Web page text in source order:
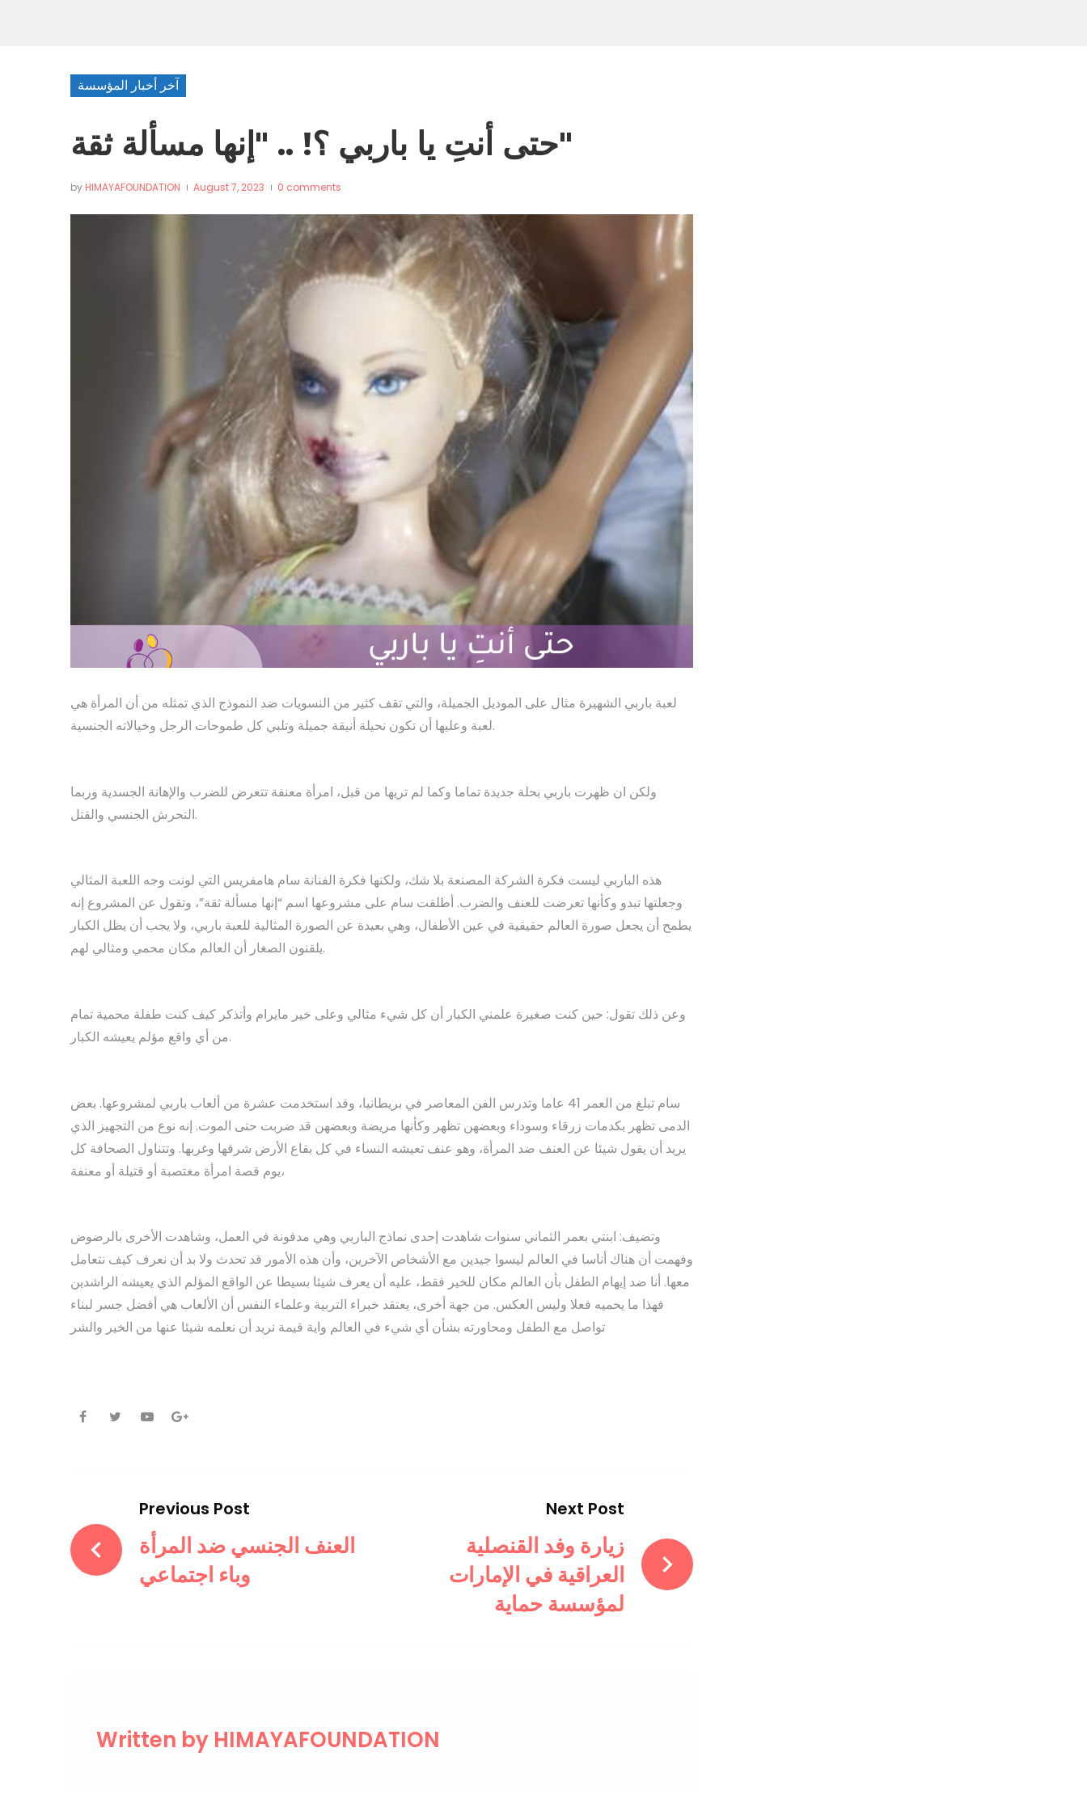
آخر أخبار المؤسسة
حتى أنتِ يا باربي ؟! .. "إنها مسألة ثقة"
by HIMAYAFOUNDATION August 7, 2023 0 comments
لعبة باربي الشهيرة مثال على الموديل الجميلة، والتي تقف كثير من النسويات ضد النموذج الذي تمثله من أن المرأة هي
لعبة وعليها أن تكون نحيلة أنيقة جميلة وتلبي كل طموحات الرجل وخيالاته الجنسية.
ولكن ان ظهرت باربي بحلة جديدة تماما وكما لم تريها من قبل، امرأة معنفة تتعرض للضرب والإهانة الجسدية وربما
التحرش الجنسي والقتل.
هذه الباربي ليست فكرة الشركة المصنعة بلا شك، ولكنها فكرة الفنانة سام هامفريس التي لونت وجه اللعبة المثالي
وجعلتها تبدو وكأنها تعرضت للعنف والضرب. أطلقت سام على مشروعها اسم “إنها مسألة ثقة”، وتقول عن المشروع إنه
يطمح أن يجعل صورة العالم حقيقية في عين الأطفال، وهي بعيدة عن الصورة المثالية للعبة باربي، ولا يجب أن يظل الكبار
يلقنون الصغار أن العالم مكان محمي ومثالي لهم.
وعن ذلك تقول: حين كنت صغيرة علمني الكبار أن كل شيء مثالي وعلى خير مايرام وأتذكر كيف كنت طفلة محمية تمام
من أي واقع مؤلم يعيشه الكبار.
سام تبلغ من العمر 41 عاما وتدرس الفن المعاصر في بريطانيا، وقد استخدمت عشرة من ألعاب باربي لمشروعها. بعض
الدمى تظهر بكدمات زرقاء وسوداء وبعضهن تظهر وكأنها مريضة وبعضهن قد ضربت حتى الموت. إنه نوع من التجهيز الذي
يريد أن يقول شيئا عن العنف ضد المرأة، وهو عنف تعيشه النساء في كل بقاع الأرض شرقها وغربها. وتتناول الصحافة كل
يوم قصة امرأة مغتصبة أو قتيلة أو معنفة،
وتضيف: ابنتي بعمر الثماني سنوات شاهدت إحدى نماذج الباربي وهي مدفونة في العمل، وشاهدت الأخرى بالرضوض
وفهمت أن هناك أناسا في العالم ليسوا جيدين مع الأشخاص الآخرين، وأن هذه الأمور قد تحدث ولا بد أن نعرف كيف نتعامل
معها. أنا ضد إيهام الطفل بأن العالم مكان للخير فقط، عليه أن يعرف شيئا بسيطا عن الواقع المؤلم الذي يعيشه الراشدين
فهذا ما يحميه فعلا وليس العكس. من جهة أخرى، يعتقد خبراء التربية وعلماء النفس أن الألعاب هي أفضل جسر لبناء
تواصل مع الطفل ومحاورته بشأن أي شيء في العالم واية قيمة نريد أن نعلمه شيئا عنها من الخير والشر
Facebook
TwitterYoutubeGoogle+
navigation
Previous Post
العنف الجنسي ضد المرأة
وباء اجتماعي
Next Post
زيارة وفد القنصلية
العراقية في الإمارات
لمؤسسة حماية
Written by HIMAYAFOUNDATION